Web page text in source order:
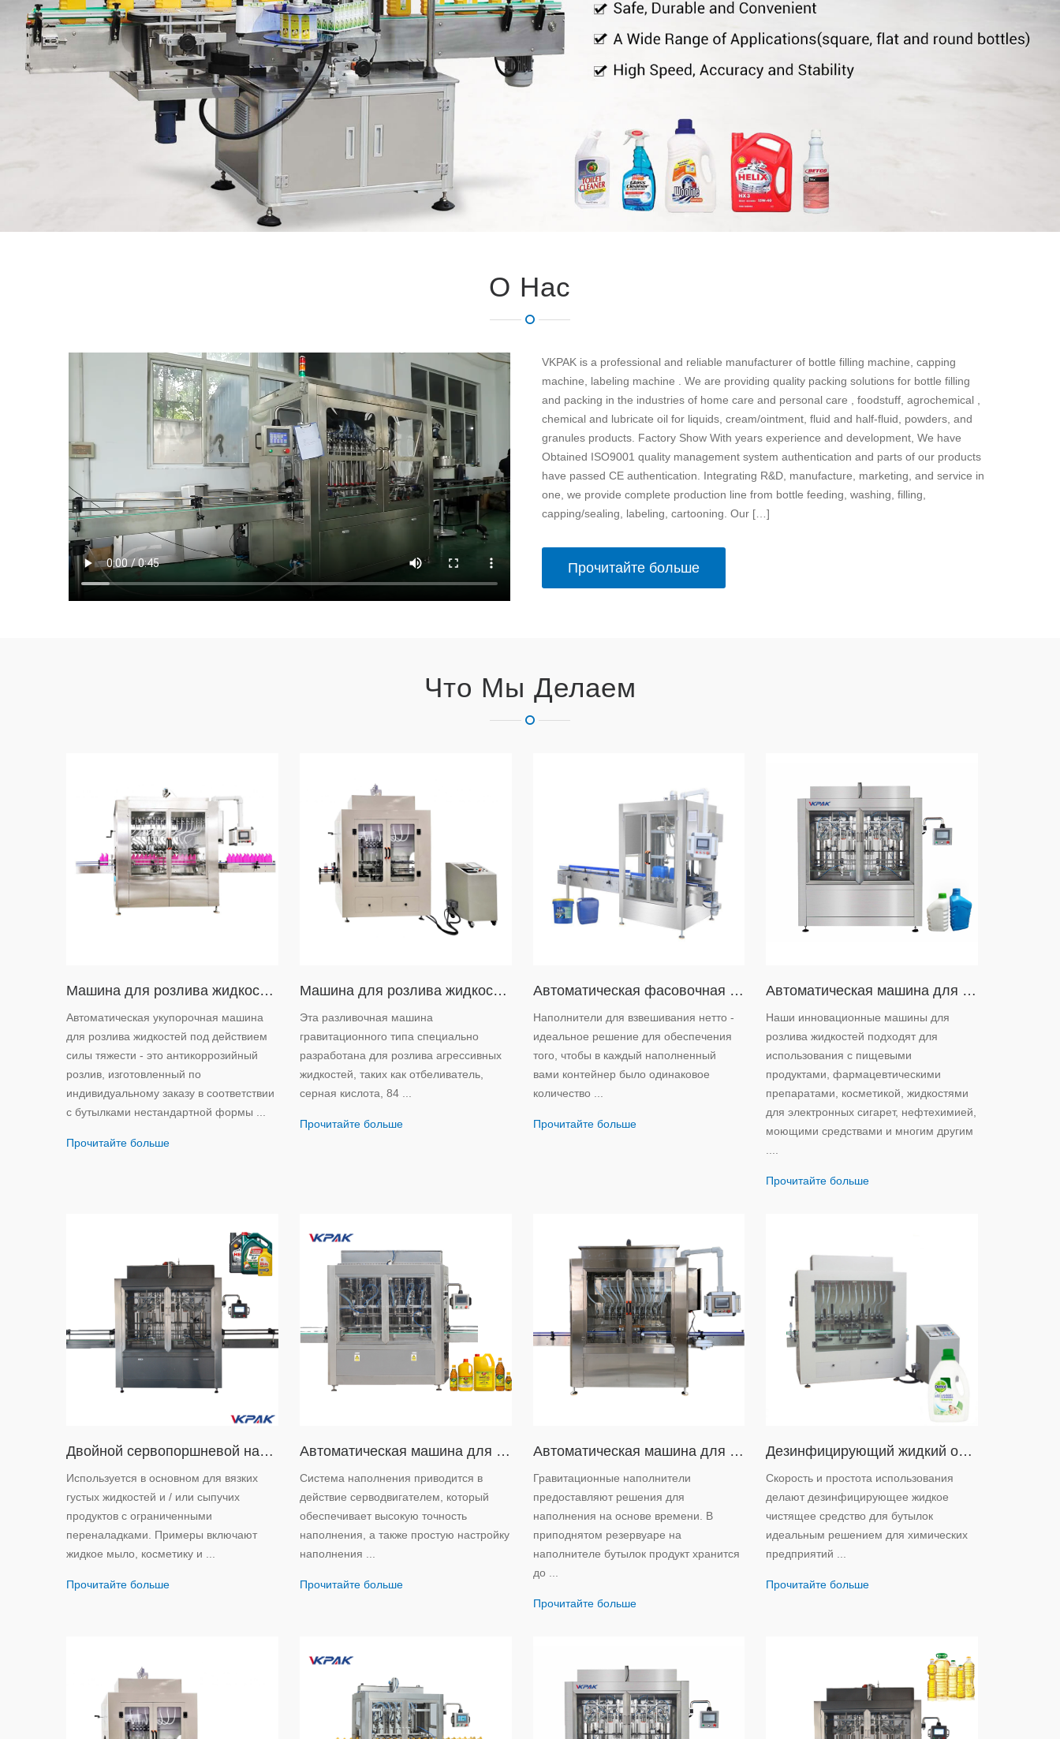
О Нас
VKPAK is a professional and reliable manufacturer of bottle filling machine, capping
machine, labeling machine . We are providing quality packing solutions for bottle filling
and packing in the industries of home care and personal care , foodstuff, agrochemical ,
chemical and lubricate oil for liquids, cream/ointment, fluid and half-fluid, powders, and
granules products. Factory Show With years experience and development, We have
Obtained ISO9001 quality management system authentication and parts of our products
have passed CE authentication. Integrating R&D, manufacture, marketing, and service in
one, we provide complete production line from bottle feeding, washing, filling,
capping/sealing, labeling, cartooning. Our […]
Прочитайте больше
Что Мы Делаем
Машина для розлива жидкости в бутылки с угловым горлышком гравитационного типа
Автоматическая укупорочная машина
для розлива жидкостей под действием
силы тяжести - это антикоррозийный
розлив, изготовленный по
индивидуальному заказу в соответствии
с бутылками нестандартной формы ...
Прочитайте больше
Машина для розлива жидкости для чистки унитазов гравитационного типа
Эта разливочная машина
гравитационного типа специально
разработана для розлива агрессивных
жидкостей, таких как отбеливатель,
серная кислота, 84 ...
Прочитайте больше
Автоматическая фасовочная машина с чистым весом
Наполнители для взвешивания нетто -
идеальное решение для обеспечения
того, чтобы в каждый наполненный
вами контейнер было одинаковое
количество ...
Прочитайте больше
Автоматическая машина для розлива бутылок и жидкостей
Наши инновационные машины для
розлива жидкостей подходят для
использования с пищевыми
продуктами, фармацевтическими
препаратами, косметикой, жидкостями
для электронных сигарет, нефтехимией,
моющими средствами и многим другим
Прочитайте больше
Двойной сервопоршневой наполнитель для жидкости
Используется в основном для вязких
густых жидкостей и / или сыпучих
продуктов с ограниченными
переналадками. Примеры включают
жидкое мыло, косметику и ...
Прочитайте больше
Автоматическая машина для розлива жидкости поршневого типа
Система наполнения приводится в
действие серводвигателем, который
обеспечивает высокую точность
наполнения, а также простую настройку
наполнения ...
Прочитайте больше
Автоматическая машина для розлива жидкостей гравитационного типа
Гравитационные наполнители
предоставляют решения для
наполнения на основе времени. В
приподнятом резервуаре на
наполнителе бутылок продукт хранится
до ...
Прочитайте больше
Дезинфицирующий жидкий очиститель для бутылочек
Скорость и простота использования
делают дезинфицирующее жидкое
чистящее средство для бутылок
идеальным решением для химических
предприятий ...
Прочитайте больше